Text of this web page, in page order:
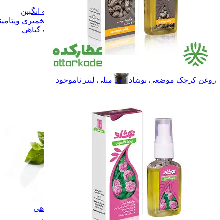
آب زرشک طبیعی
آب زرشک طبیعی
سرکه و سرکه انگبین
سرکه و سرکه انگبین
نوشیدنی تخمیری ویتامینه
نوشیدنی تخمیری
همه دسته بندی های گلاب و عرقیات گیاهی
گلاب و عرقیات گیاهی
گلاب و عرقیات گیاهی
روغن های درمانی
روغن های درمانی
روغن کرچک موضعی نوشاد - 37 میلی لیتر ناموجود